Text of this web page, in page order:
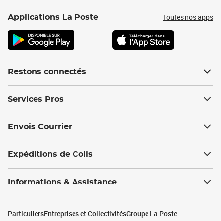
Applications La Poste Toutes nos apps
Restons connectés
Services Pros
Envois Courrier
Expéditions de Colis
Informations & Assistance
ParticuliersEntreprises et CollectivitésGroupe La Poste